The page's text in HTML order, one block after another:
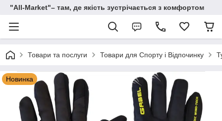
"All-Мarket"– там, де якість зустрічається з комфортом
Товари та послуги Товари для Спорту і Відпочинку
Новинка